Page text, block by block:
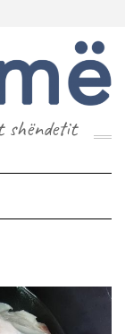
shëndetit